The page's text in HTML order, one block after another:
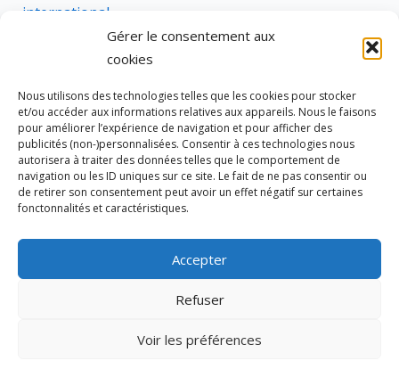
Gérer le consentement aux
cookies
Nous utilisons des technologies telles que les cookies pour stocker
et/ou accéder aux informations relatives aux appareils. Nous le faisons
pour améliorer l’expérience de navigation et pour afficher des
publicités (non-)personnalisées. Consentir à ces technologies nous
autorisera à traiter des données telles que le comportement de
navigation ou les ID uniques sur ce site. Le fait de ne pas consentir ou
de retirer son consentement peut avoir un effet négatif sur certaines
fonctonnalités et caractéristiques.
Accepter
Refuser
Voir les préférences
international
rural
social
succession
suretes
Tous droits réservés © 2026 Cravate de Notaire
Politique de cookies (UE)